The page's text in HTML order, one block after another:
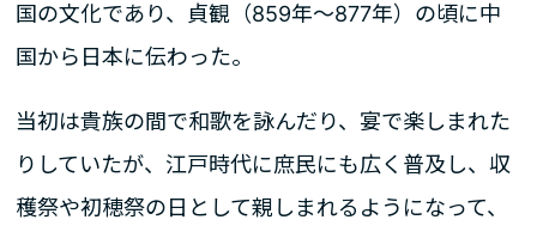
国の文化であり、貞観（859年～877年）の頃に中
国から日本に伝わった。
当初は貴族の間で和歌を詠んだり、宴で楽しまれた
りしていたが、江戸時代に庶民にも広く普及し、収
穫祭や初穂祭の日として親しまれるようになって、